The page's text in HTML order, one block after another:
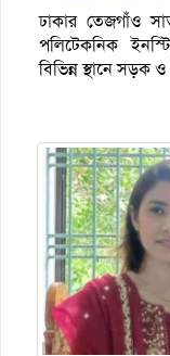
ঢাকার তেজগাঁও
পলিটেকনিক
বিভিন্ন স্থানে